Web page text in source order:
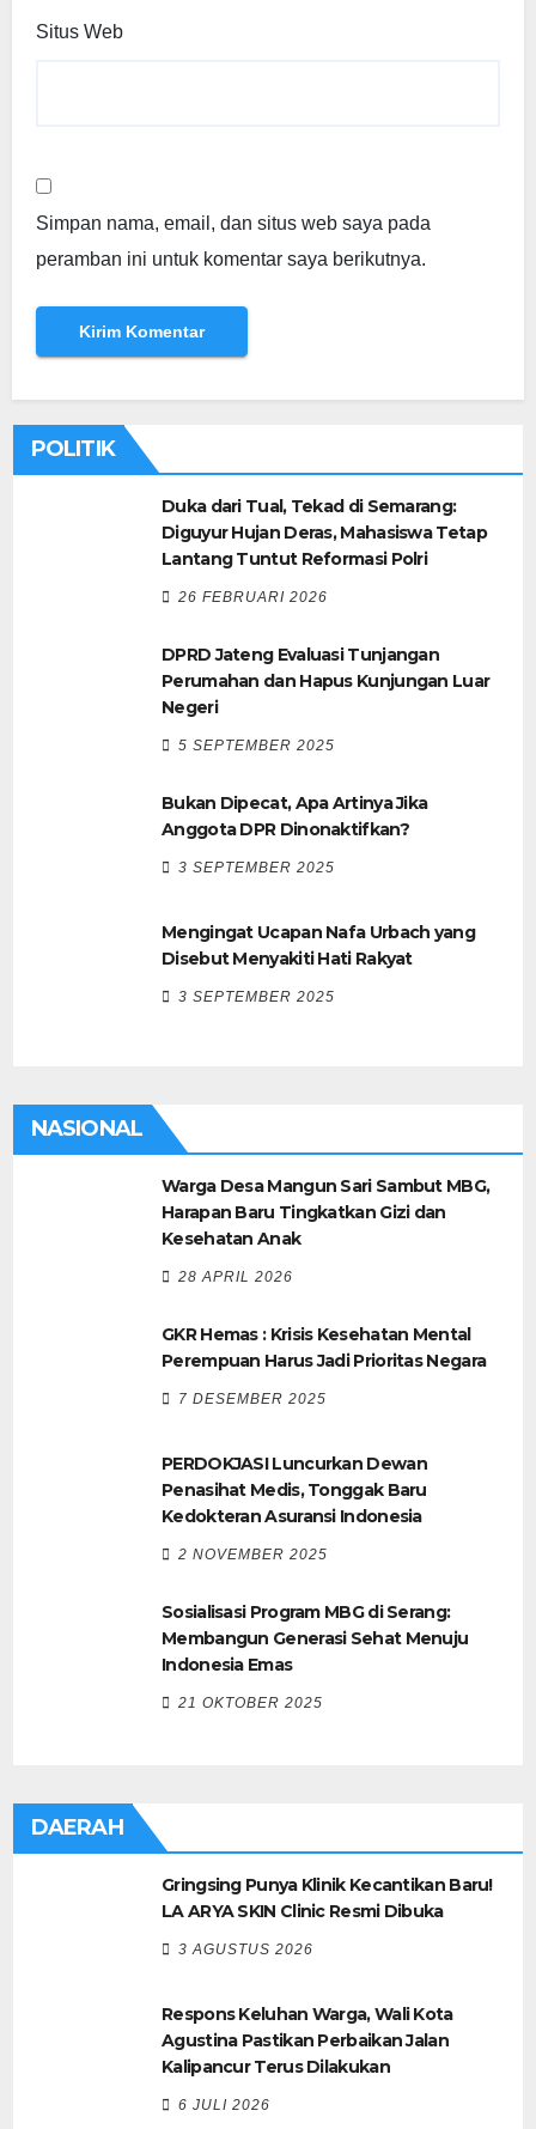
Situs Web
Simpan nama, email, dan situs web saya pada
peramban ini untuk komentar saya berikutnya.
POLITIK
Duka dari Tual, Tekad di Semarang:
Diguyur Hujan Deras, Mahasiswa Tetap
Lantang Tuntut Reformasi Polri
26 FEBRUARI 2026
DPRD Jateng Evaluasi Tunjangan
Perumahan dan Hapus Kunjungan Luar
Negeri
5 SEPTEMBER 2025
Bukan Dipecat, Apa Artinya Jika
Anggota DPR Dinonaktifkan?
3 SEPTEMBER 2025
Mengingat Ucapan Nafa Urbach yang
Disebut Menyakiti Hati Rakyat
3 SEPTEMBER 2025
NASIONAL
Warga Desa Mangun Sari Sambut MBG,
Harapan Baru Tingkatkan Gizi dan
Kesehatan Anak
28 APRIL 2026
GKR Hemas : Krisis Kesehatan Mental
Perempuan Harus Jadi Prioritas Negara
7 DESEMBER 2025
PERDOKJASI Luncurkan Dewan
Penasihat Medis, Tonggak Baru
Kedokteran Asuransi Indonesia
2 NOVEMBER 2025
Sosialisasi Program MBG di Serang:
Membangun Generasi Sehat Menuju
Indonesia Emas
21 OKTOBER 2025
DAERAH
Gringsing Punya Klinik Kecantikan Baru!
LA ARYA SKIN Clinic Resmi Dibuka
3 AGUSTUS 2026
Respons Keluhan Warga, Wali Kota
Agustina Pastikan Perbaikan Jalan
Kalipancur Terus Dilakukan
6 JULI 2026